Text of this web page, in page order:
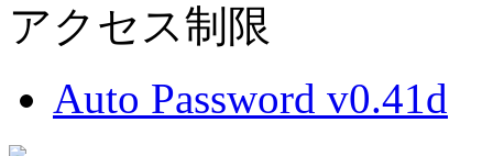
アクセス制限
Auto Password v0.41d